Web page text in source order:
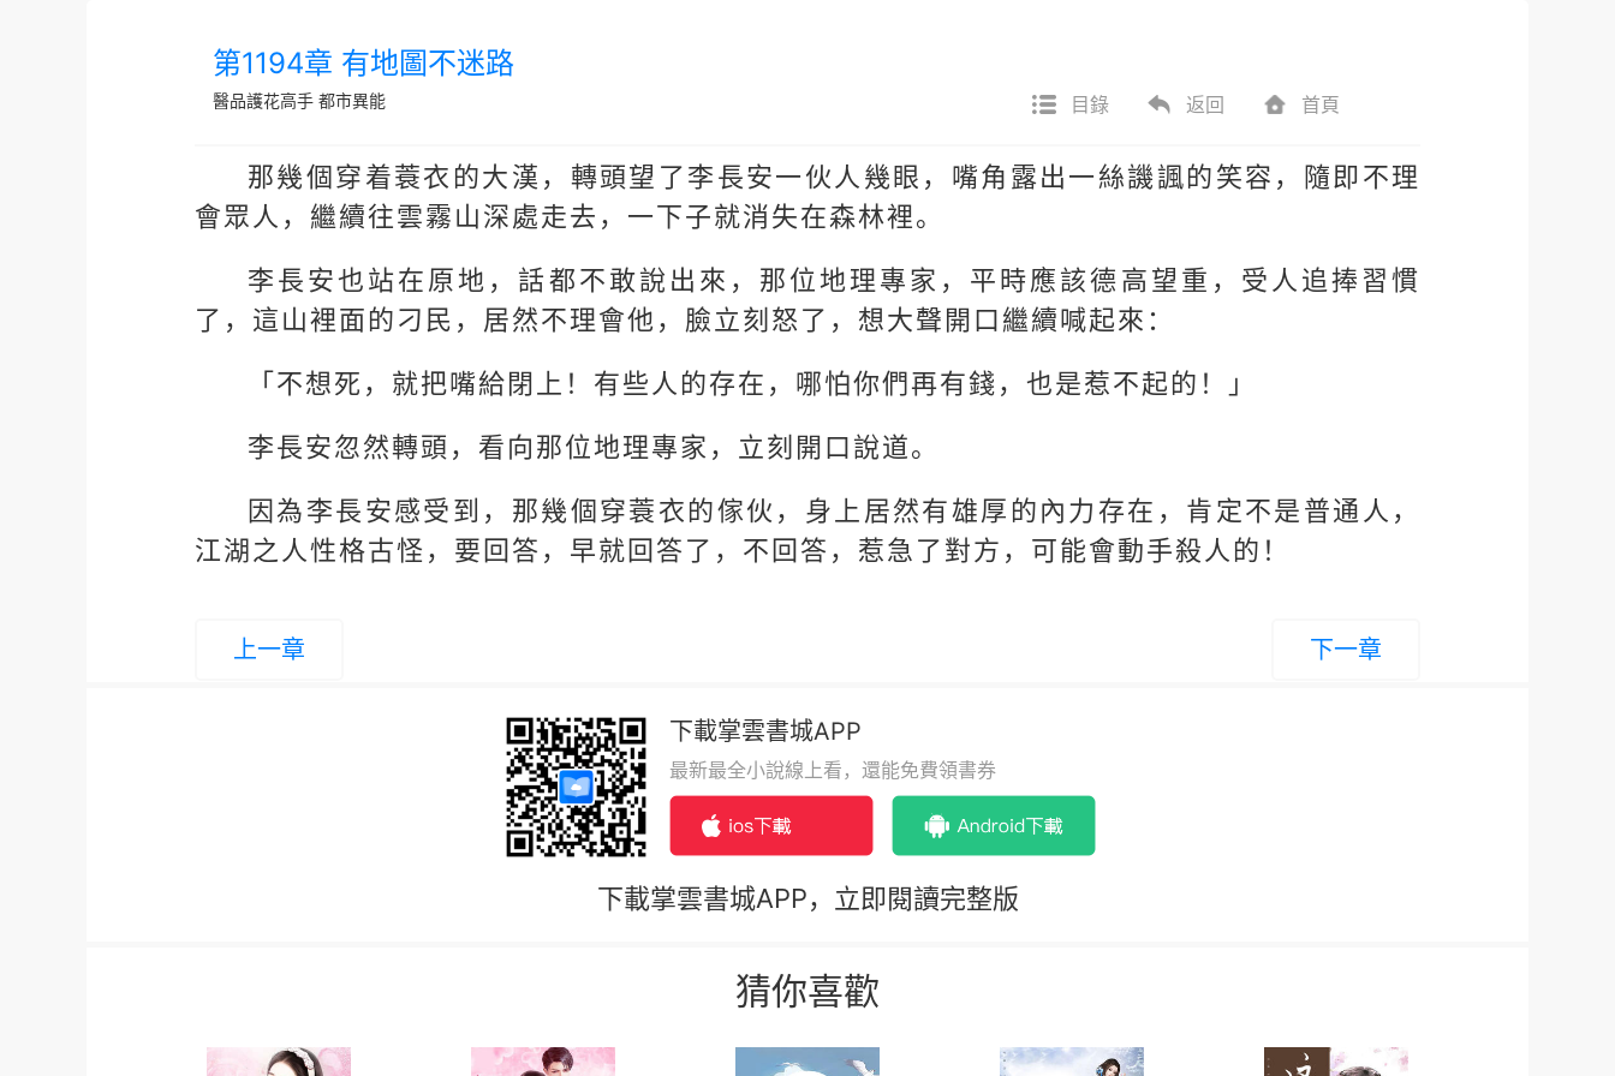
第1194章 有地圖不迷路
醫品護花高手 都市異能 目錄 返回 首頁
那幾個穿着蓑衣的大漢，轉頭望了李長安一伙人幾眼，嘴角露出一絲譏諷的笑容，隨即不理
會眾人，繼續往雲霧山深處走去，一下子就消失在森林裡。
李長安也站在原地，話都不敢說出來，那位地理專家，平時應該德高望重，受人追捧習慣
了，這山裡面的刁民，居然不理會他，臉立刻怒了，想大聲開口繼續喊起來：
「不想死，就把嘴給閉上！有些人的存在，哪怕你們再有錢，也是惹不起的！」
李長安忽然轉頭，看向那位地理專家，立刻開口說道。
因為李長安感受到，那幾個穿蓑衣的傢伙，身上居然有雄厚的內力存在，肯定不是普通人，
江湖之人性格古怪，要回答，早就回答了，不回答，惹急了對方，可能會動手殺人的！
上一章 下一章
下載掌雲書城APP
最新最全小說線上看，還能免費領書券
下載掌雲書城APP，立即閱讀完整版
猜你喜歡